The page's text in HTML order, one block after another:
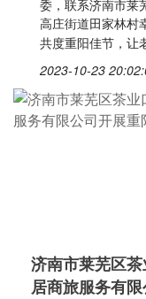
委，联系济南市莱
高庄街道田家林村
共度重阳佳节，让
2023-10-23
济南市莱芜区
居商旅服务有